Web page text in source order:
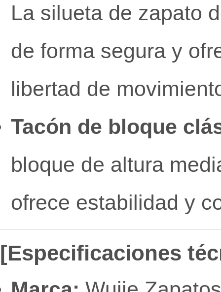
La silueta de zapato
de forma segura y
libertad de
Tacón de bloque
bloque de altura
ofrece estabilidad y
[Especificaciones